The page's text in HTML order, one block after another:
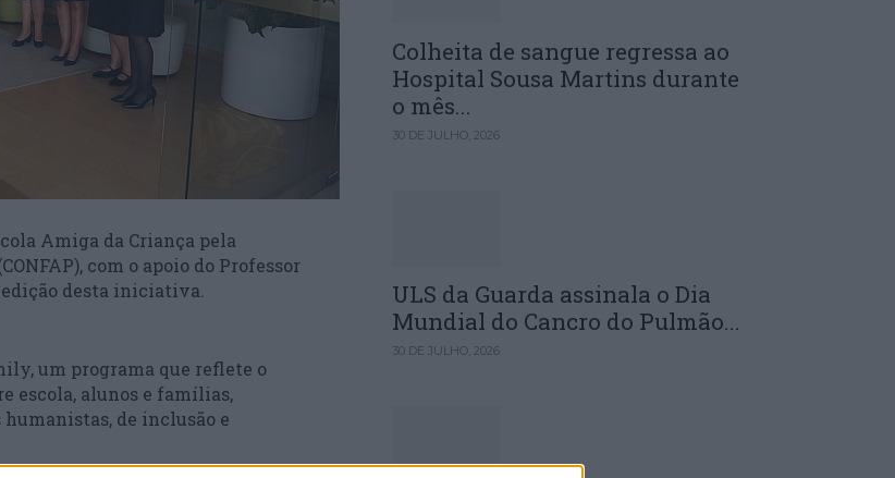
Amiga da Criança pela
com o apoio do Professor
edição desta iniciativa.
um programa que reflete o
escola, alunos e famílias,
de inclusão e
Colheita de sangue regressa ao
Hospital Sousa Martins durante
o mês...
30 DE JULHO, 2026
ULS da Guarda assinala o Dia
Mundial do Cancro do Pulmão...
30 DE JULHO, 2026